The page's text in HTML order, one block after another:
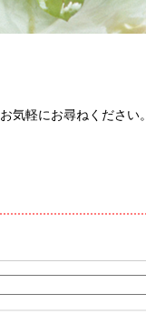
お気軽にお尋ねください。